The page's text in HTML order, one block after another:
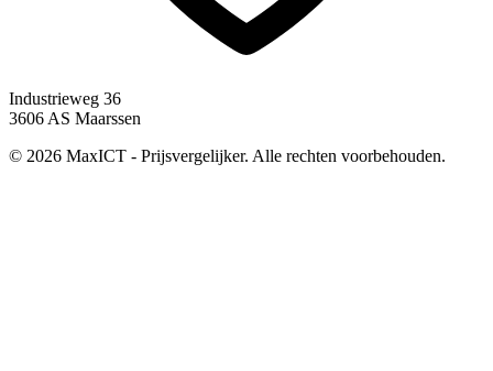
Industrieweg 36
3606 AS Maarssen
© 2026 MaxICT - Prijsvergelijker. Alle rechten voorbehouden.